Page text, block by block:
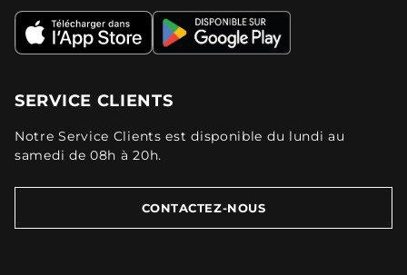
SERVICE CLIENTS
Notre Service Clients est disponible du lundi au
samedi de 08h à 20h.
CONTACTEZ-NOUS